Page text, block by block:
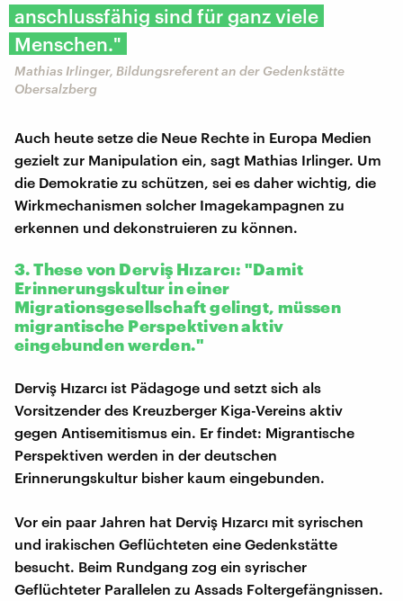
anschlussfähig sind für ganz viele
Menschen."
Mathias Irlinger, Bildungsreferent an der Gedenkstätte
Obersalzberg
Auch heute setze die Neue Rechte in Europa Medien
gezielt zur Manipulation ein, sagt Mathias Irlinger. Um
die Demokratie zu schützen, sei es daher wichtig, die
Wirkmechanismen solcher Imagekampagnen zu
erkennen und dekonstruieren zu können.
3. These von Derviş Hızarcı: "Damit
Erinnerungskultur in einer
Migrationsgesellschaft gelingt, müssen
migrantische Perspektiven aktiv
eingebunden werden."
Derviş Hızarcı ist Pädagoge und setzt sich als
Vorsitzender des Kreuzberger Kiga-Vereins aktiv
gegen Antisemitismus ein. Er findet: Migrantische
Perspektiven werden in der deutschen
Erinnerungskultur bisher kaum eingebunden.
Vor ein paar Jahren hat Derviş Hızarcı mit syrischen
und irakischen Geflüchteten eine Gedenkstätte
besucht. Beim Rundgang zog ein syrischer
Geflüchteter Parallelen zu Assads Foltergefängnissen.